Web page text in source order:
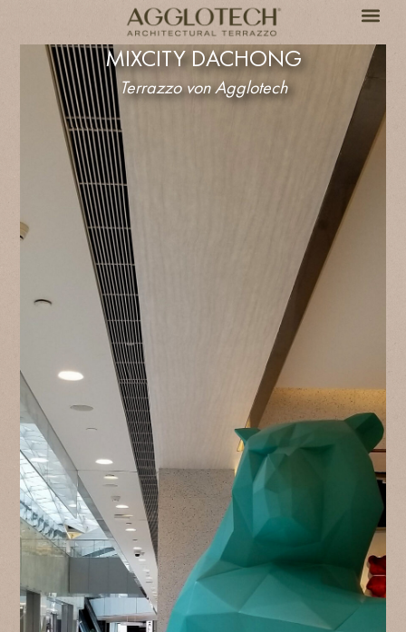
MIXCITY DACHONG
Terrazzo von Agglotech